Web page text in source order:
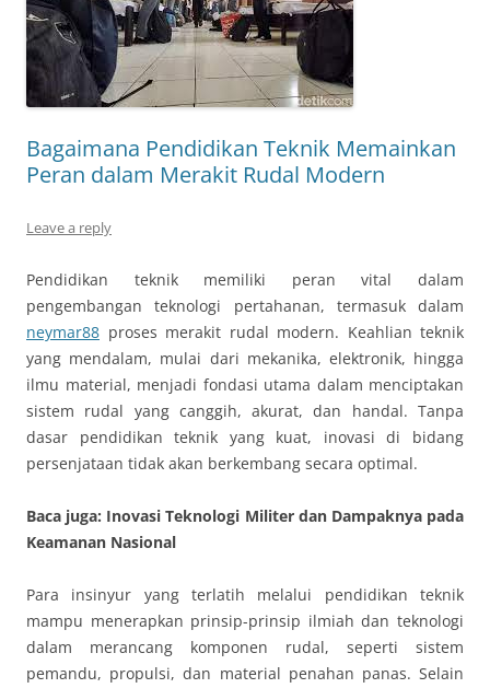
Bagaimana Pendidikan Teknik Memainkan
Peran dalam Merakit Rudal Modern
Leave a reply
Pendidikan teknik memiliki peran vital dalam
pengembangan teknologi pertahanan, termasuk dalam
neymar88 proses merakit rudal modern. Keahlian teknik
yang mendalam, mulai dari mekanika, elektronik, hingga
ilmu material, menjadi fondasi utama dalam menciptakan
sistem rudal yang canggih, akurat, dan handal. Tanpa
dasar pendidikan teknik yang kuat, inovasi di bidang
persenjataan tidak akan berkembang secara optimal.
Baca juga: Inovasi Teknologi Militer dan Dampaknya pada
Keamanan Nasional
Para insinyur yang terlatih melalui pendidikan teknik
mampu menerapkan prinsip-prinsip ilmiah dan teknologi
dalam merancang komponen rudal, seperti sistem
pemandu, propulsi, dan material penahan panas. Selain